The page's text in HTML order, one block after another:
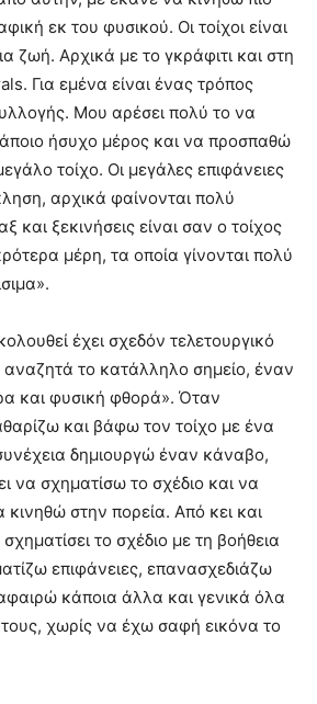
εκ του φυσικού. Οι τοίχοι είναι
ζωή. Αρχικά με το γκράφιτι και στη
Για εμένα είναι ένας τρόπος
Μου αρέσει πολύ το να
ήσυχο μέρος και να προσπαθώ
τοίχο. Οι μεγάλες επιφάνειες
αρχικά φαίνονται πολύ
και ξεκινήσεις είναι σαν ο τοίχος
μέρη, τα οποία γίνονται πολύ
έχει σχεδόν τελετουργικό
το κατάλληλο σημείο, έναν
και φυσική φθορά». Όταν
και βάφω τον τοίχο με ένα
δημιουργώ έναν κάναβο,
να σχηματίσω το σχέδιο και να
στην πορεία. Από κει και
το σχέδιο με τη βοήθεια
επιφάνειες, επανασχεδιάζω
κάποια άλλα και γενικά όλα
χωρίς να έχω σαφή εικόνα το